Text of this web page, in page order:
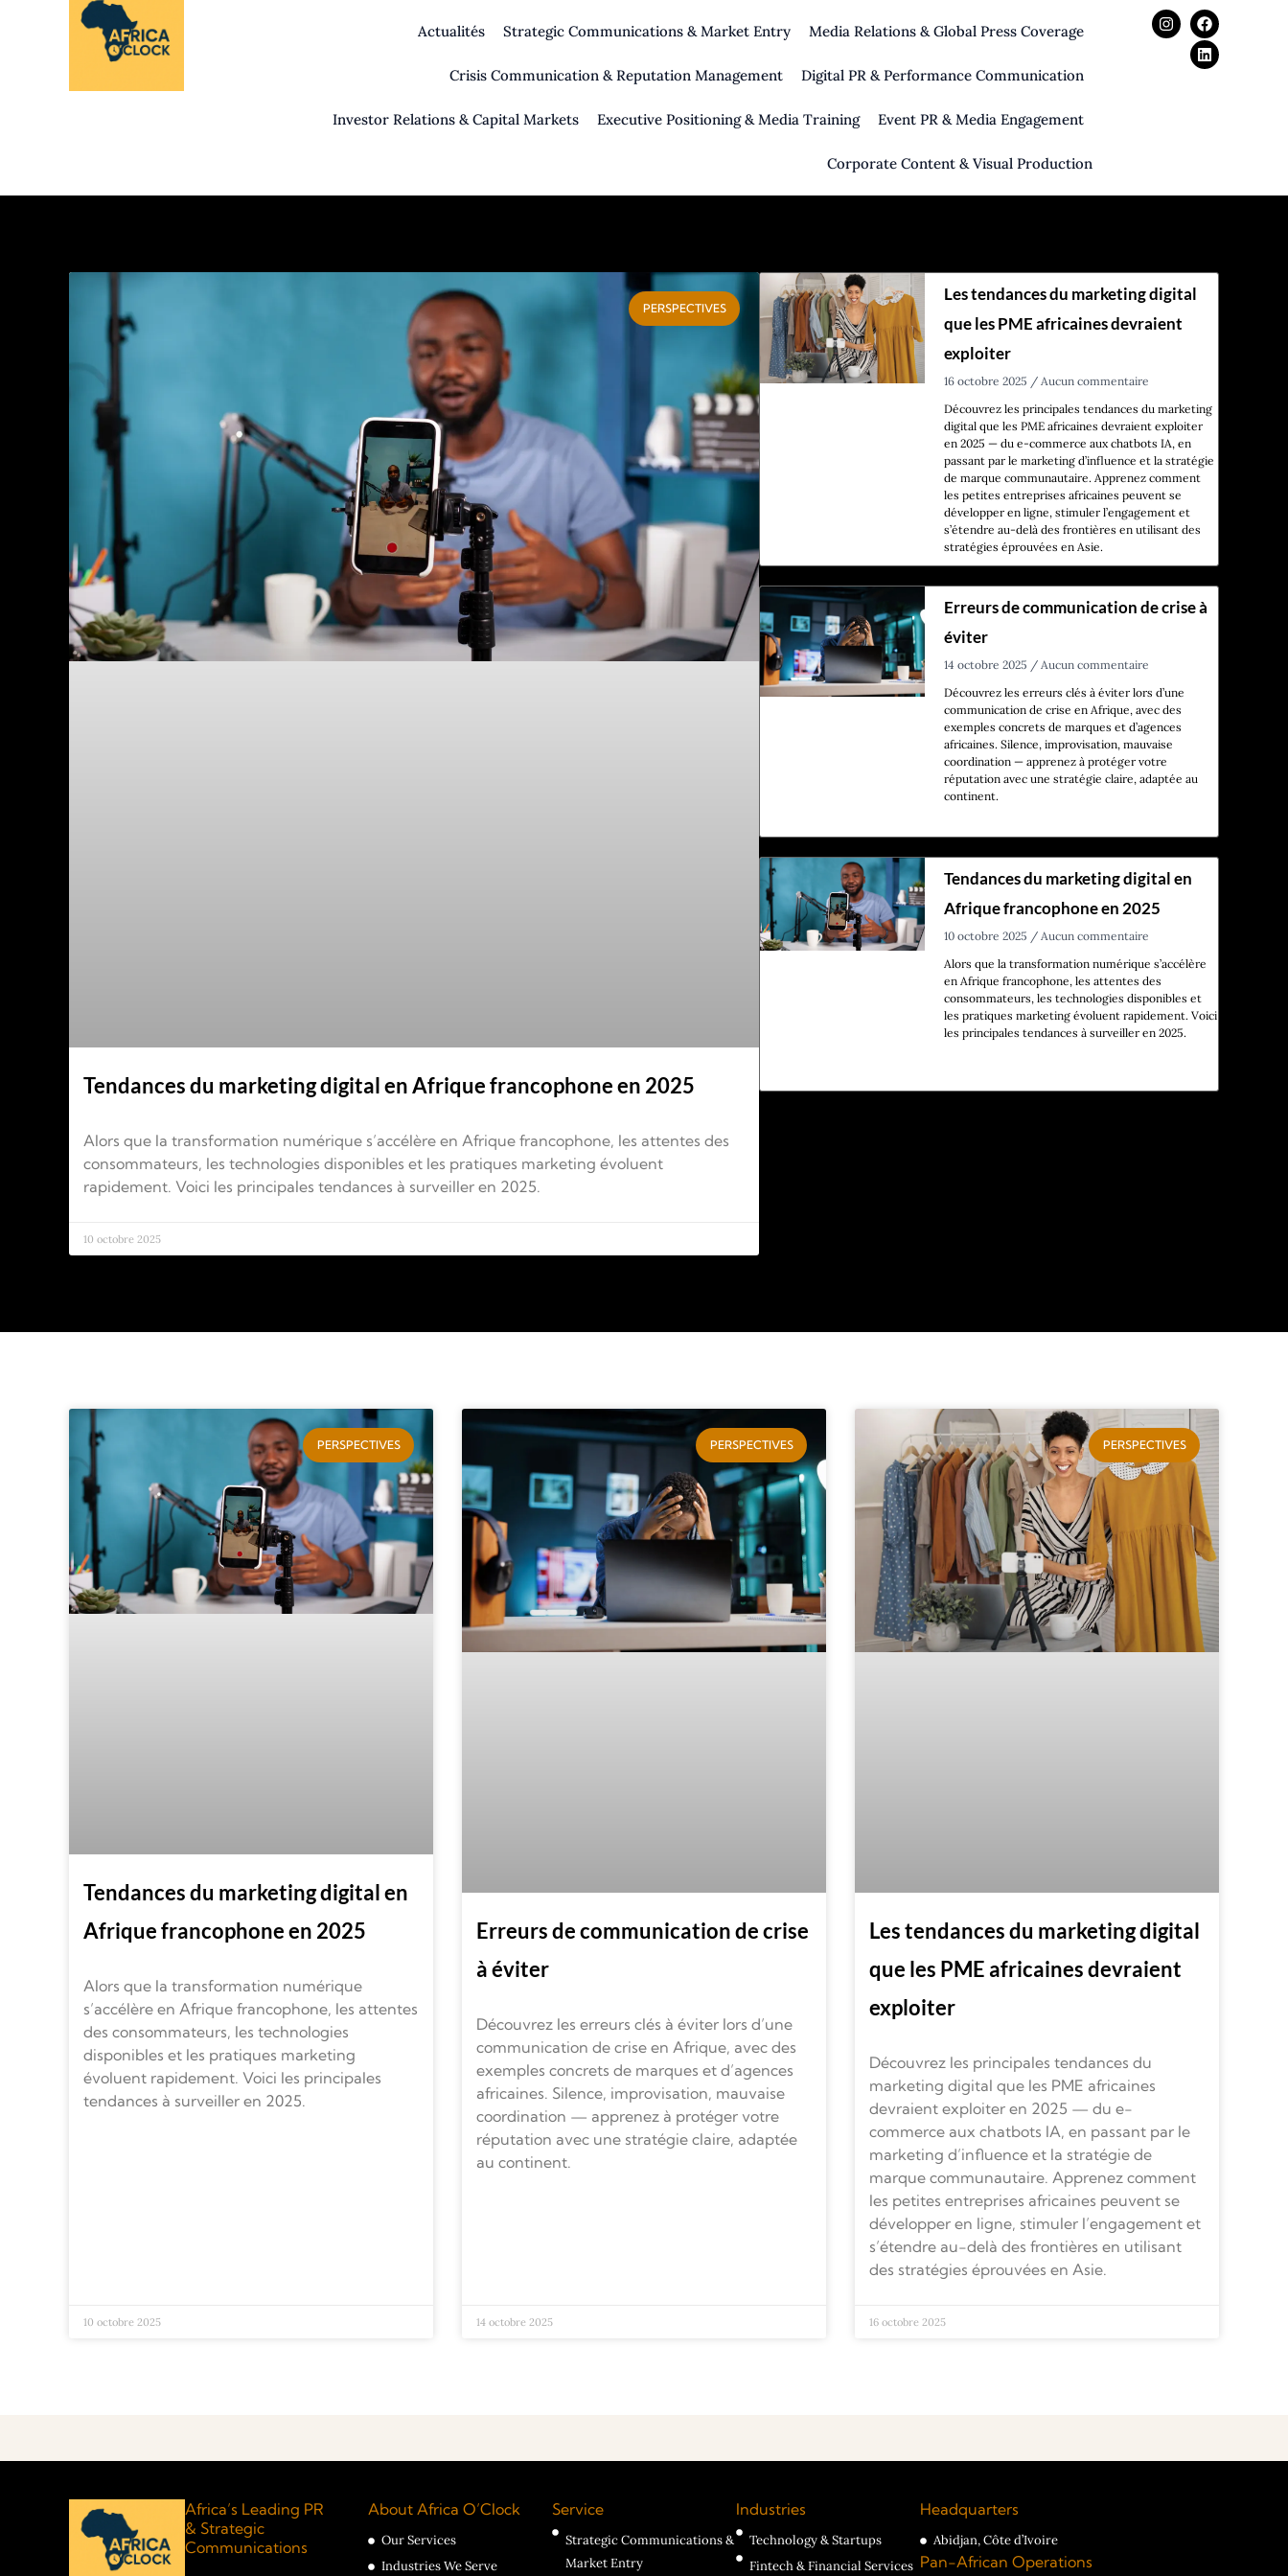
Actualités Strategic Communications & Market Entry Media Relations & Global Press Coverage
Crisis Communication & Reputation Management Digital PR & Performance Communication
Investor Relations & Capital Markets Executive Positioning & Media Training Event PR & Media Engagement
Corporate Content & Visual Production
I
n
F
a
c
e
L
i
n
k
PERSPECTIVES
Tendances du marketing digital en Afrique francophone en 2025
Alors que la transformation numérique s’accélère en Afrique francophone, les attentes des
consommateurs, les technologies disponibles et les pratiques marketing évoluent
rapidement. Voici les principales tendances à surveiller en 2025.
10 octobre 2025
Les tendances du marketing digital
que les PME africaines devraient
exploiter
16 octobre 2025
Aucun commentaire
Découvrez les principales tendances du marketing
digital que les PME africaines devraient exploiter
en 2025 — du e-commerce aux chatbots IA, en
passant par le marketing d’influence et la stratégie
de marque communautaire. Apprenez comment
les petites entreprises africaines peuvent se
développer en ligne, stimuler l’engagement et
s’étendre au-delà des frontières en utilisant des
stratégies éprouvées en Asie.
Erreurs de communication de crise à
éviter
14 octobre 2025
Aucun commentaire
Découvrez les erreurs clés à éviter lors d’une
communication de crise en Afrique, avec des
exemples concrets de marques et d’agences
africaines. Silence, improvisation, mauvaise
coordination — apprenez à protéger votre
réputation avec une stratégie claire, adaptée au
continent.
Tendances du marketing digital en
Afrique francophone en 2025
10 octobre 2025
Aucun commentaire
Alors que la transformation numérique s’accélère
en Afrique francophone, les attentes des
consommateurs, les technologies disponibles et
les pratiques marketing évoluent rapidement. Voici
les principales tendances à surveiller en 2025.
PERSPECTIVES
Tendances du marketing digital en
Afrique francophone en 2025
Alors que la transformation numérique
s’accélère en Afrique francophone, les attentes
des consommateurs, les technologies
disponibles et les pratiques marketing
évoluent rapidement. Voici les principales
tendances à surveiller en 2025.
10 octobre 2025
PERSPECTIVES
Erreurs de communication de crise
à éviter
Découvrez les erreurs clés à éviter lors d’une
communication de crise en Afrique, avec des
exemples concrets de marques et d’agences
africaines. Silence, improvisation, mauvaise
coordination — apprenez à protéger votre
réputation avec une stratégie claire, adaptée
au continent.
14 octobre 2025
PERSPECTIVES
Les tendances du marketing digital
que les PME africaines devraient
exploiter
Découvrez les principales tendances du
marketing digital que les PME africaines
devraient exploiter en 2025 — du e-
commerce aux chatbots IA, en passant par le
marketing d’influence et la stratégie de
marque communautaire. Apprenez comment
les petites entreprises africaines peuvent se
développer en ligne, stimuler l’engagement et
s’étendre au-delà des frontières en utilisant
des stratégies éprouvées en Asie.
16 octobre 2025
Africa’s Leading PR
& Strategic
Communications
About Africa O’Clock
Our Services
Industries We Serve
Service
Strategic Communications &
Market Entry
Industries
Technology & Startups
Fintech & Financial Services
Headquarters
Abidjan, Côte d’Ivoire
Pan-African Operations